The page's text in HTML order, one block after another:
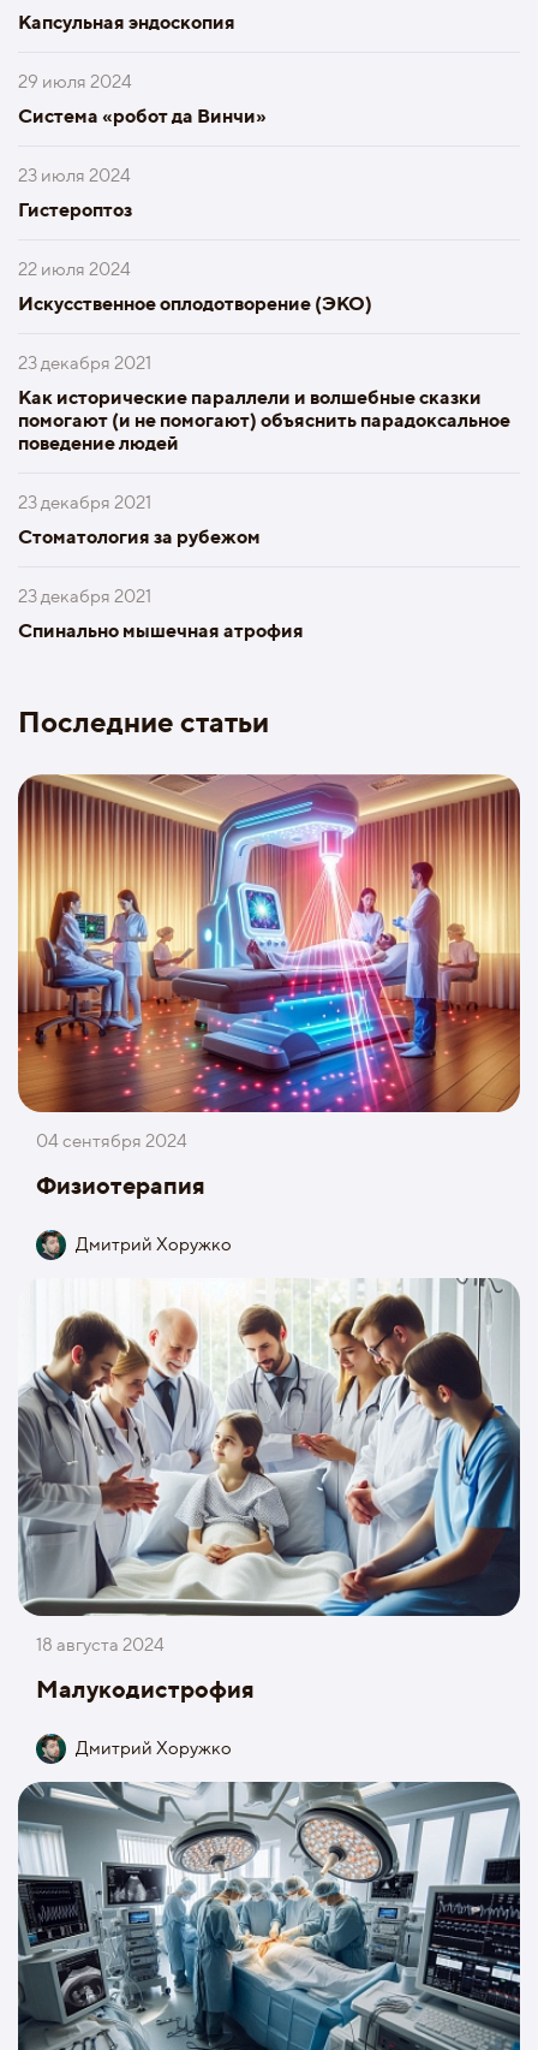
Капсульная эндоскопия
29 июля 2024
Система «робот да Винчи»
23 июля 2024
Гистероптоз
22 июля 2024
Искусственное оплодотворение (ЭКО)
23 декабря 2021
Как исторические параллели и волшебные сказки
помогают (и не помогают) объяснить парадоксальное
поведение людей
23 декабря 2021
Стоматология за рубежом
23 декабря 2021
Спинально мышечная атрофия
Последние статьи
04 сентября 2024
Физиотерапия
Дмитрий Хоружко
18 августа 2024
Малукодистрофия
Дмитрий Хоружко